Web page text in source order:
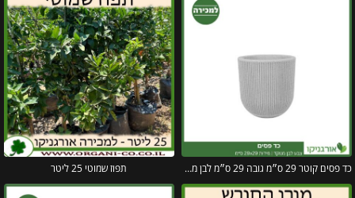
כד פסים קוטר 29 ס״מ גובה 29 ס״מ לבן מנוקד תפוז שמוטי 25 ליטר